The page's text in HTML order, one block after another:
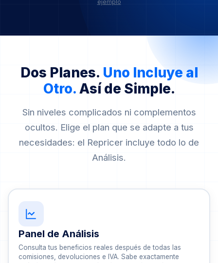
ejemplo
Dos Planes. Uno Incluye al
Otro. Así de Simple.
Sin niveles complicados ni complementos
ocultos. Elige el plan que se adapte a tus
necesidades: el Repricer incluye todo lo de
Análisis.
Panel de Análisis
Consulta tus beneficios reales después de todas las
comisiones, devoluciones e IVA. Sabe exactamente